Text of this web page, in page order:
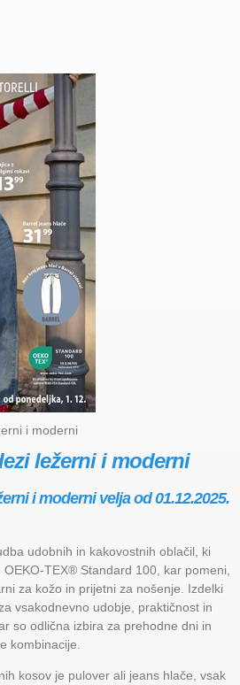
i moderni
ležerni i moderni
i moderni velja od 01.12.2025.
udobnih in kakovostnih oblačil, ki
TEX® Standard 100, kar pomeni,
za kožo in prijetni za nošenje. Izdelki
vsakodnevno udobje, praktičnost in
so odlična izbira za prehodne dni in
kombinacije.
kosov je pulover ali jeans hlače, vsak